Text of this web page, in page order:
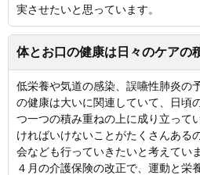
実させたいと思っています。
体とお口の健康は日々のケアの
低栄養や気道の感染、誤嚥性肺炎の
の健康は大いに関連していて、日頃
つ一つの積み重ねの上に成り立って
ければいけないことがたくさんある
会なども行っていきたいと考えていま
４月の介護保険の改正で、運動と栄